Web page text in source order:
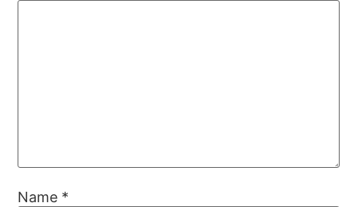
Name *